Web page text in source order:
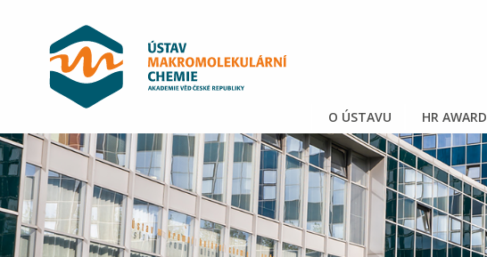
O ÚSTAVU HR AWARD